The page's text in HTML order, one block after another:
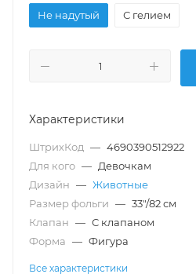
Не надутый
С гелием
Характеристики
ШтрихКод — 4690390512922
Для кого — Девочкам
Дизайн — Животные
Размер фольги — 33"/82 см
Клапан — С клапаном
Форма — Фигура
Все характеристики